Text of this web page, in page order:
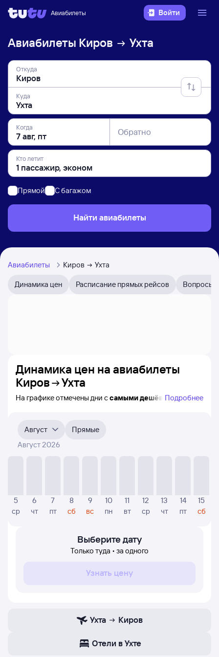
Авиабилеты Войти
Авиабилеты Киров Ухта
Откуда
Куда
Когда Обратно
Кто летит
Прямой C багажом
Найти авиабилеты
Авиабилеты Киров Ухта
Динамика цен Расписание прямых рейсов Вопросы
Динамика цен на авиабилеты
Киров
Ухта
На графике отмечены дни ссамыми дешёвыми
Выберите дату, перейдите по клику к поиску билетов
на нужный рейс и просмотру
Если никто не искал авиабилетов по маршруту
Киров — Ухта, то цены могут отсутствовать частично
или полностью. В этом случае заполните форму поиска
Подробнее
Август
Прямые
Август 2026
5
ср
6
чт
7
пт
8
сб
9
вс
10
пн
11
вт
12
ср
13
чт
14
пт
15
сб
Выберите дату
Только туда • за одного
Узнать цену
Ухта Киров
Отели в Ухте